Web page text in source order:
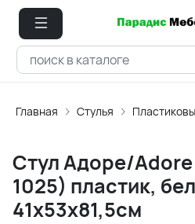
Главная Стулья
Стул Адоре/
1025) пластик,
41х53х81,5см